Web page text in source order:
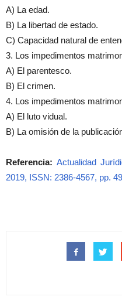
A) La edad.
B) La libertad de estado.
C) Capacidad natural de
3. Los impedimentos
A) El parentesco.
B) El crimen.
4. Los impedimentos
A) El luto vidual.
B) La omisión de la
Referencia: Actualidad
2019, ISSN: 2386-4567, pp.